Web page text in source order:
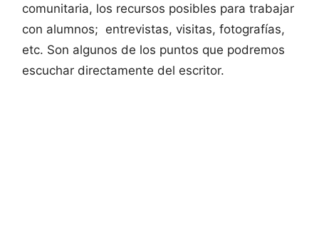
comunitaria, los recursos posibles para trabajar
con alumnos; entrevistas, visitas, fotografías,
etc. Son algunos de los puntos que podremos
escuchar directamente del escritor.